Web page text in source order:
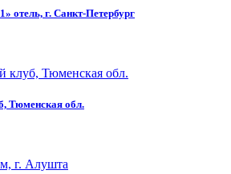
отель, г. Санкт-Петербург
Тюменская обл.